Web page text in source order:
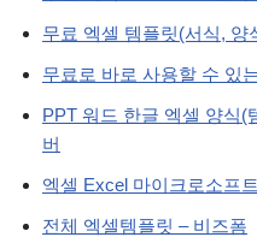
무료 엑셀 템플릿(서식, 양
무료로 바로 사용할 수 있
PPT 워드 한글 엑셀 양식(
버
엑셀 Excel 마이크로소프
전체 엑셀템플릿 – 비즈폼